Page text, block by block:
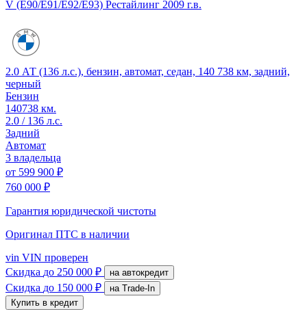
V (E90/E91/E92/E93) Рестайлинг 2009 г.в.
2.0 АТ (136 л.с.), бензин, автомат, седан, 140 738 км, задний,
черный
Бензин
140738 км.
2.0 / 136 л.с.
Задний
Автомат
3 владельца
от 599 900 ₽
760 000 ₽
Гарантия юридической чистоты
Оригинал ПТС в наличии
vin VIN проверен
Скидка до 250 000 ₽ на автокредит
Скидка до 150 000 ₽
на Trade-In
Купить в кредит